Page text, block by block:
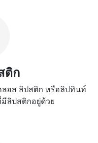
ติก
อส ลิปสติก หรือลิปทินท์
ลิปสติกอยู่ด้วย